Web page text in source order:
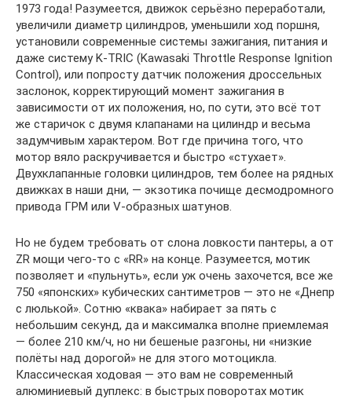
1973 года! Разумеется, движок серьёзно переработали,
увеличили диаметр цилиндров, уменьшили ход поршня,
установили современные системы зажигания, питания и
даже систему K-TRIC (Kawasaki Throttle Response Ignition
Control), или попросту датчик положения дроссельных
заслонок, корректирующий момент зажигания в
зависимости от их положения, но, по сути, это всё тот
же старичок с двумя клапанами на цилиндр и весьма
задумчивым характером. Вот где причина того, что
мотор вяло раскручивается и быстро «стухает».
Двухклапанные головки цилиндров, тем более на рядных
движках в наши дни, — экзотика почище десмодромного
привода ГРМ или V-образных шатунов.
Но не будем требовать от слона ловкости пантеры, а от
ZR мощи чего-то с «RR» на конце. Разумеется, мотик
позволяет и «пульнуть», если уж очень захочется, все же
750 «японских» кубических сантиметров — это не «Днепр
с люлькой». Сотню «квака» набирает за пять с
небольшим секунд, да и максималка вполне приемлемая
— более 210 км/ч, но ни бешеные разгоны, ни «низкие
полёты над дорогой» не для этого мотоцикла.
Классическая ходовая — это вам не современный
алюминиевый дуплекс: в быстрых поворотах мотик